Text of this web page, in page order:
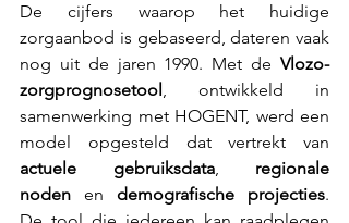
De cijfers waarop het huidige
zorgaanbod is gebaseerd, dateren vaak
nog uit de jaren 1990. Met de Vlozo-
zorgprognosetool, ontwikkeld in
samenwerking met HOGENT, werd een
actuele gebruiksdata, regionale
noden en demografische projecties.